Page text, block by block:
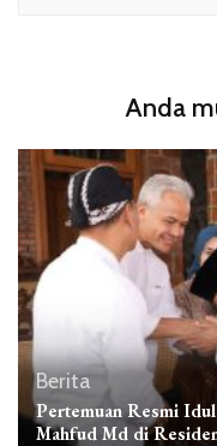
Anda
Berita
Pertemuan Resmi
Mahfud Md di